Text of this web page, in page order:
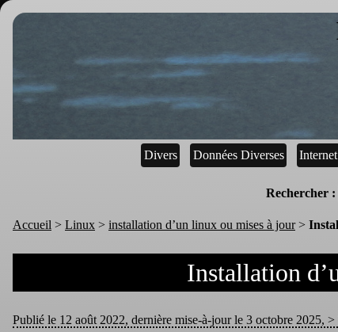
Divers Données Diverses Internet
Rechercher :
Accueil > Linux > installation d’un linux ou mises à jour>
Installation
Publié le 12 août 2022, dernière mise-à-jour le 3 octobre 2025,